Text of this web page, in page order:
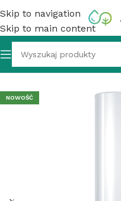
Skip to navigation
Skip to main content
wody
NOWOŚĆ